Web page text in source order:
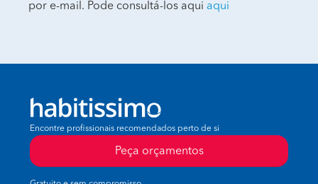
por e-mail. Pode consultá-los aqui aqui
Encontre profissionais recomendados perto de si
Peça orçamentos